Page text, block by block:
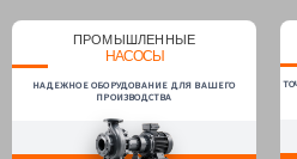
ПРОМЫШЛЕННЫЕ
НАСОСЫ
НАДЕЖНОЕ ОБОРУДОВАНИЕ ДЛЯ ВАШЕГО
ПРОИЗВОДСТВА